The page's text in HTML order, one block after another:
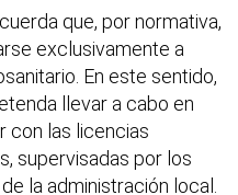
que, por normativa,
exclusivamente a
En este sentido,
llevar a cabo en
con las licencias
supervisadas por los
la administración local.